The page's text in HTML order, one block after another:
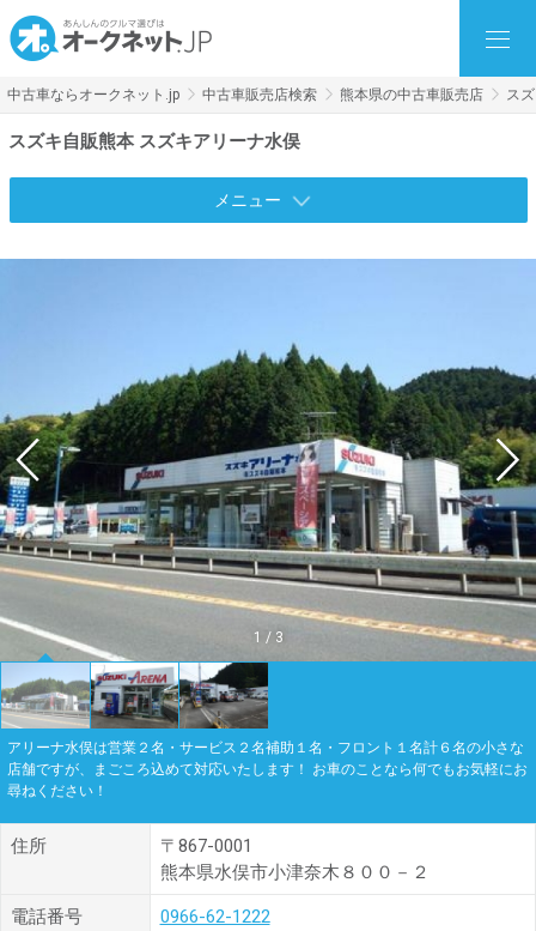
中古車ならオークネット.jp 中古車販売店検索 熊本県の中古車販売店 ス
スズキ自販熊本 スズキアリーナ水俣
メニュー
1 / 3
アリーナ水俣は営業２名・サービス２名補助１名・フロント１名計６名の小さな
店舗ですが、まごころ込めて対応いたします！ お車のことなら何でもお気軽にお
尋ねください！
住所
〒867-0001
熊本県水俣市小津奈木８００－２
電話番号 0966-62-1222